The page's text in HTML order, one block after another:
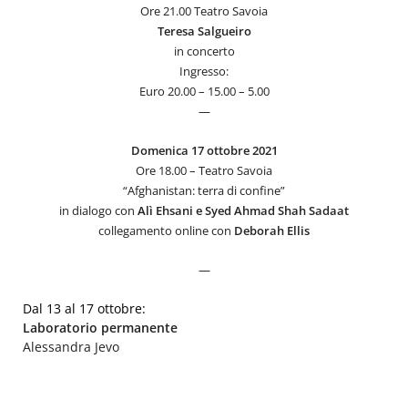
Ore 21.00 Teatro Savoia
Teresa Salgueiro
in concerto
Ingresso:
Euro 20.00 – 15.00 – 5.00
—
Domenica 17 ottobre 2021
Ore 18.00 – Teatro Savoia
“Afghanistan: terra di confine”
in dialogo con Alì Ehsani e Syed Ahmad Shah Sadaat
collegamento online con Deborah Ellis
—
Dal 13 al 17 ottobre:
Laboratorio permanente
Alessandra Jevo